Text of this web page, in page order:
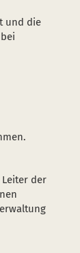
und die
der